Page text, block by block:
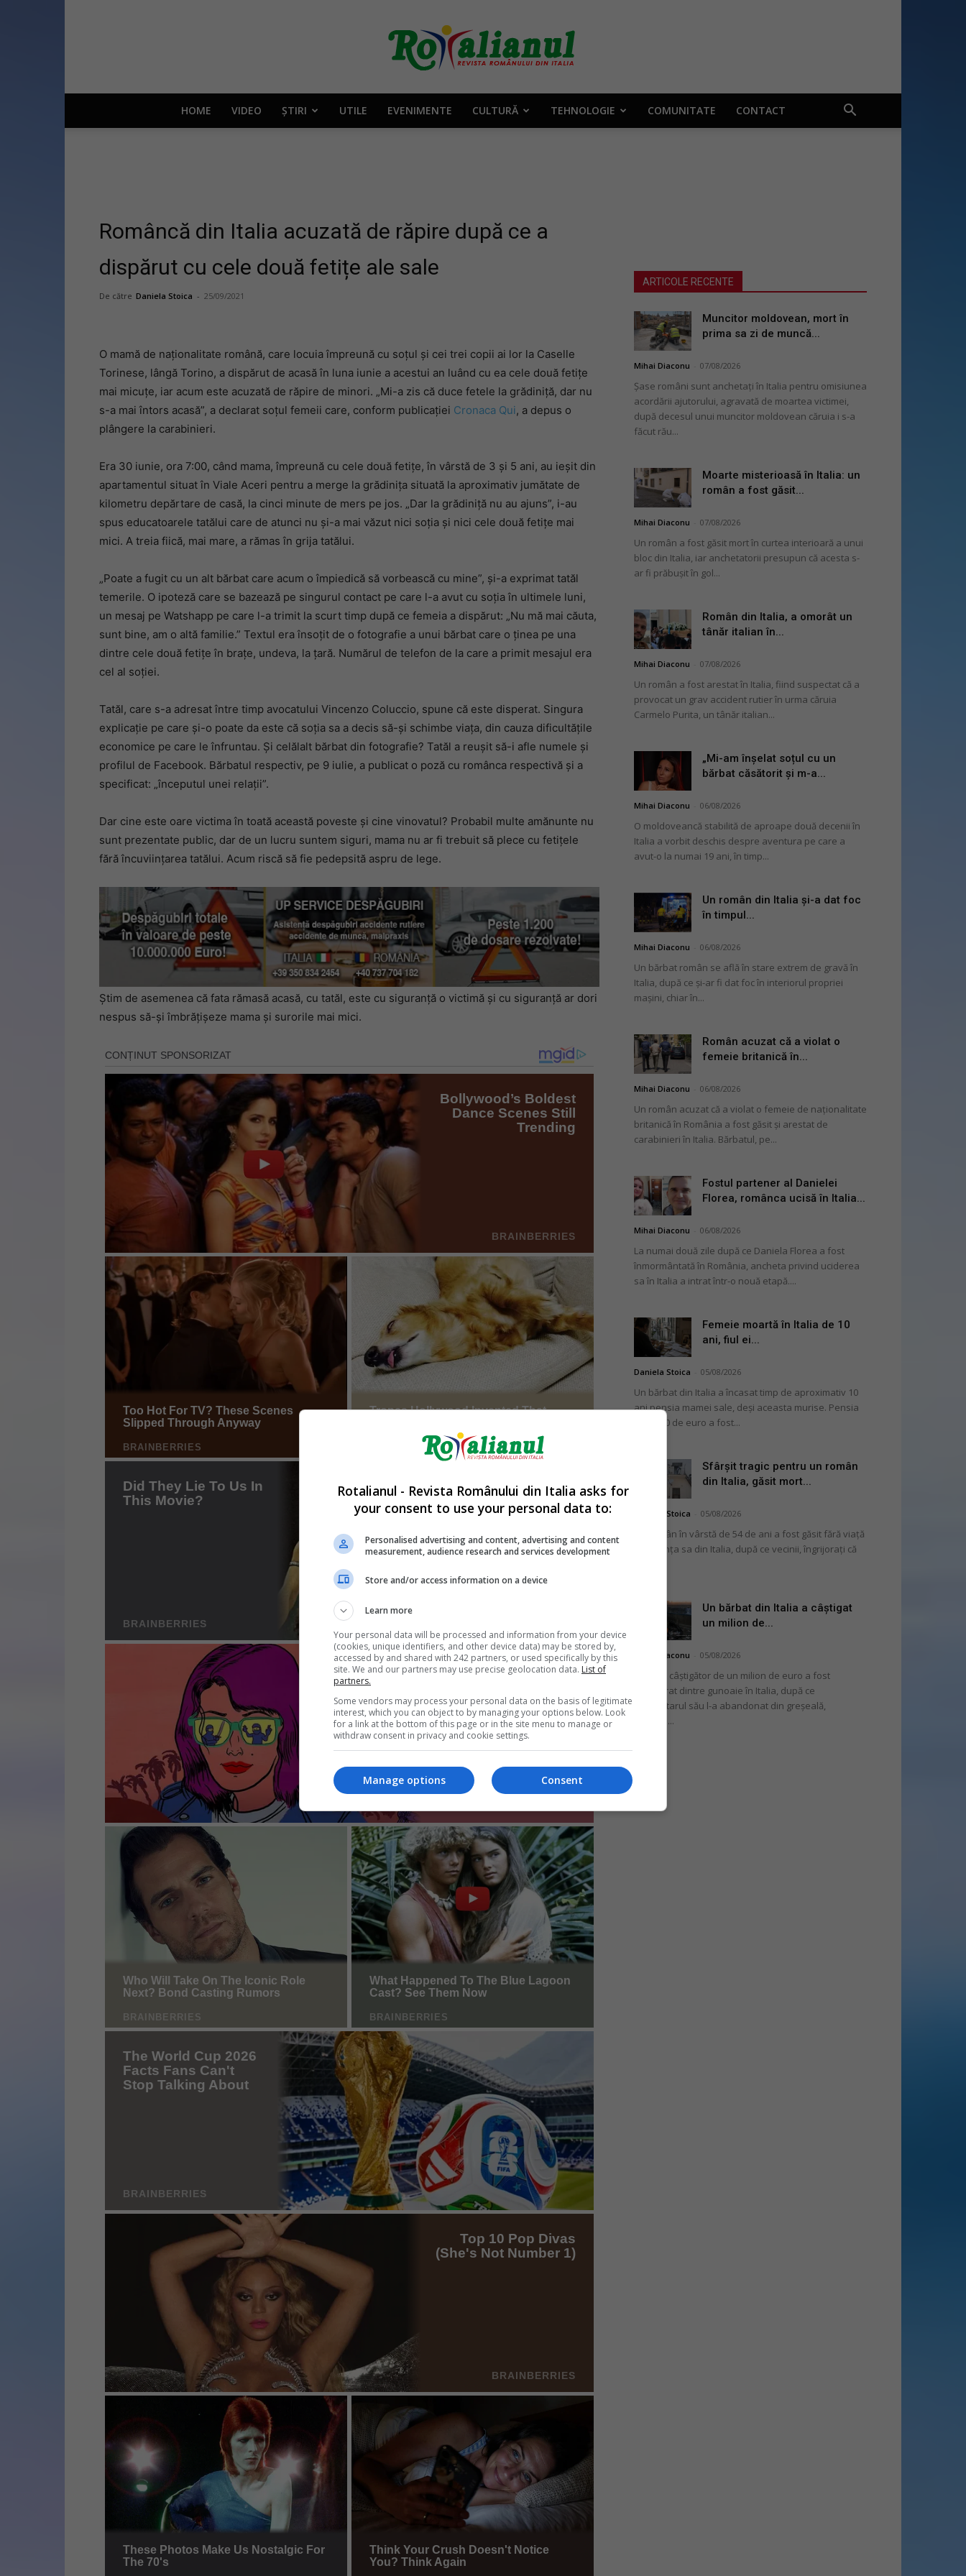
Rotalianul
românului
din
Italia
HOME VIDEO ȘTIRI UTILE EVENIMENTE CULTURĂ TEHNOLOGIE COMUNITATE CONTACT
Româncă din Italia acuzată de răpire după ce a
dispărut cu cele două fetițe ale sale
De către Daniela Stoica - 25/09/2021
O mamă de naționalitate română, care locuia împreună cu soțul și cei trei copii ai lor la Caselle
Torinese, lângă Torino, a dispărut de acasă în luna iunie a acestui an luând cu ea cele două fetițe
mai micuțe, iar acum este acuzată de răpire de minori. „Mi-a zis că duce fetele la grădiniță, dar nu
s-a mai întors acasă”, a declarat soțul femeii care, conform publicației Cronaca Qui, a depus o
plângere la carabinieri.
Era 30 iunie, ora 7:00, când mama, împreună cu cele două fetițe, în vârstă de 3 și 5 ani, au ieșit din
apartamentul situat în Viale Aceri pentru a merge la grădinița situată la aproximativ jumătate de
kilometru depărtare de casă, la cinci minute de mers pe jos. „Dar la grădiniță nu au ajuns”, i-au
spus educatoarele tatălui care de atunci nu și-a mai văzut nici soția și nici cele două fetițe mai
mici. A treia fiică, mai mare, a rămas în grija tatălui.
„Poate a fugit cu un alt bărbat care acum o împiedică să vorbească cu mine”, și-a exprimat tatăl
temerile. O ipoteză care se bazează pe singurul contact pe care l-a avut cu soția în ultimele luni,
un mesaj pe Watshapp pe care l-a trimit la scurt timp după ce femeia a dispărut: „Nu mă mai căuta,
sunt bine, am o altă familie.” Textul era însoțit de o fotografie a unui bărbat care o ținea pe una
dintre cele două fetițe în brațe, undeva, la țară. Numărul de telefon de la care a primit mesajul era
cel al soției.
Tatăl, care s-a adresat între timp avocatului Vincenzo Coluccio, spune că este disperat. Singura
explicație pe care și-o poate da este că soția sa a decis să-și schimbe viața, din cauza dificultățile
economice pe care le înfruntau. Și celălalt bărbat din fotografie? Tatăl a reușit să-i afle numele și
profilul de Facebook. Bărbatul respectiv, pe 9 iulie, a publicat o poză cu românca respectivă și a
specificat: „începutul unei relații”.
Dar cine este oare victima în toată această poveste și cine vinovatul? Probabil multe amănunte nu
sunt prezentate public, dar de un lucru suntem siguri, mama nu ar fi trebuit să plece cu fetițele
fără încuviințarea tatălui. Acum riscă să fie pedepsită aspru de lege.
Știm de asemenea că fata rămasă acasă, cu tatăl, este cu siguranță o victimă și cu siguranță ar dori
nespus să-și îmbrățișeze mama și surorile mai mici.
ARTICOLE RECENTE
Muncitor moldovean, mort în
prima sa zi de muncă...
Mihai Diaconu 07/08/2026
Șase români sunt anchetați în Italia pentru omisiunea
acordării ajutorului, agravată de moartea victimei,
după decesul unui muncitor moldovean căruia i s-a
făcut rău...
Moarte misterioasă în Italia: un
român a fost găsit...
Mihai Diaconu 07/08/2026
Un român a fost găsit mort în curtea interioară a unui
bloc din Italia, iar anchetatorii presupun că acesta s-
ar fi prăbușit în gol...
Român din Italia, a omorât un
tânăr italian în...
Mihai Diaconu 07/08/2026
Un român a fost arestat în Italia, fiind suspectat că a
provocat un grav accident rutier în urma căruia
Carmelo Purita, un tânăr italian...
„Mi-am înșelat soțul cu un
bărbat căsătorit și m-a...
Mihai Diaconu 06/08/2026
O moldoveancă stabilită de aproape două decenii în
Italia a vorbit deschis despre aventura pe care a
avut-o la numai 19 ani, în timp...
Un român din Italia și-a dat foc
în timpul...
Mihai Diaconu 06/08/2026
Un bărbat român se află în stare extrem de gravă în
Italia, după ce și-ar fi dat foc în interiorul propriei
mașini, chiar în...
Român acuzat că a violat o
femeie britanică în...
Mihai Diaconu 06/08/2026
Un român acuzat că a violat o femeie de naționalitate
britanică în România a fost găsit și arestat de
carabinieri în Italia. Bărbatul, pe...
Fostul partener al Danielei
Florea, românca ucisă în Italia...
Mihai Diaconu 06/08/2026
La numai două zile după ce Daniela Florea a fost
înmormântată în România, ancheta privind uciderea
sa în Italia a intrat într-o nouă etapă....
Femeie moartă în Italia de 10
ani, fiul ei...
Daniela Stoica 05/08/2026
Un bărbat din Italia a încasat timp de aproximativ 10
ani pensia mamei sale, deși aceasta murise. Pensia
de 2.000 de euro a fost...
Sfârșit tragic pentru un român
din Italia, găsit mort...
Daniela Stoica 05/08/2026
Un român în vârstă de 54 de ani a fost găsit fără viață
în locuința sa din Italia, după ce vecinii, îngrijorați că
Un bărbat din Italia a câștigat
un milion de...
Mihai Diaconu 05/08/2026
Un bilet câștigător de un milion de euro a fost
recuperat dintre gunoaie în Italia, după ce
proprietarul său l-a abandonat din greșeală,
convins...
Rotalianul - Revista Românului din Italia asks for
your consent to use your personal data to:
Personalised advertising and content, advertising and content
measurement, audience research and services development
Store and/or access information on a device
Learn more
Your personal data will be processed and information from your device
(cookies, unique identifiers, and other device data) may be stored by,
accessed by and shared with 242 partners, or used specifically by this
site. We and our partners may use precise geolocation data. List of
partners.
Some vendors may process your personal data on the basis of legitimate
interest, which you can object to by managing your options below. Look
for a link at the bottom of this page or in the site menu to manage or
withdraw consent in privacy and cookie settings.
Consent
Manage options